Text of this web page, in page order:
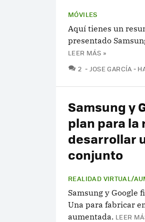
MÓVILES
Aquí tienes un
presentado
LEER MÁS »
2 COMENTARIOS
JOSE GARCÍA
Samsung y
plan para la
desarrollar
conjunto
REALIDAD VIRTUAL/
Samsung y Google
Una para fabricar
aumentada. LEER